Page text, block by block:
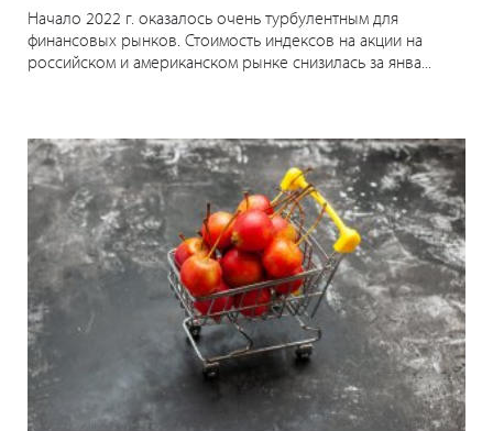
Начало 2022 г. оказалось очень турбулентным для
финансовых рынков. Стоимость индексов на акции на
российском и американском рынке снизилась за янва...